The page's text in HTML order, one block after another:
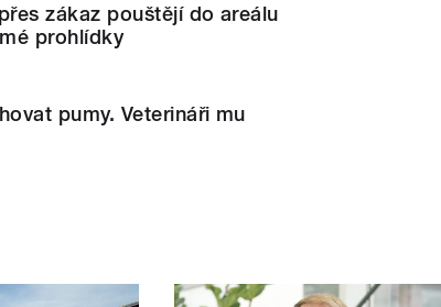
zákaz pouštějí do areálu
prohlídky
pumy. Veterináři mu